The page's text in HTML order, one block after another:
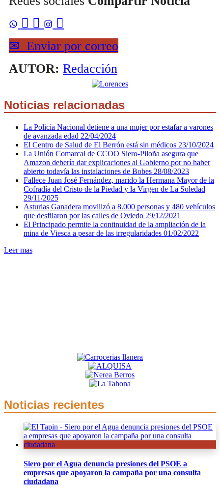
 

✉ Enviar por correo
AUTOR: Redacción
Noticias relacionadas
La Policía Nacional detiene a una mujer por estafar a varones
de avanzada edad 22/04/2024
El Centro de Salud de El Berrón está sin médicos 23/10/2024
La Unión Comarcal de CCOO Siero-Piloña asegura que
Amazon debería dar explicaciones al Gobierno por no haber
abierto todavía las instalaciones de Bobes 28/08/2023
Fallece Juan José Fernández, marido la Hermana Mayor de la
Cofradía del Cristo de la Piedad y la Virgen de La Soledad
29/11/2025
Asturias Ganadera movilizó a 8.000 personas y 480 vehículos
que desfilaron por las calles de Oviedo 29/12/2021
El Principado permite la continuidad de la ampliación de la
mina de Viesca a pesar de las irregularidades 01/02/2022
Leer mas
Noticias recientes
Siero por el Agua denuncia presiones del PSOE a
empresas que apoyaron la campaña por una consulta
ciudadana